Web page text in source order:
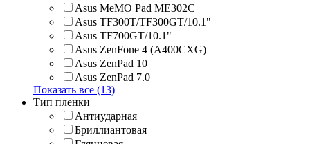
Asus MeMO Pad ME302C
Asus TF300T/TF300GT/10.1"
Asus TF700GT/10.1"
Asus ZenFone 4 (A400CXG)
Asus ZenPad 10
Asus ZenPad 7.0
Показать все (13)
Тип пленки
Антиударная
Бриллиантовая